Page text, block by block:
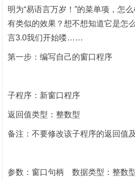
明为“易语言万岁！”的菜单项，怎
有类似的效果？想不想知道它是怎
言3.0我们开始喽……
第一步：编写自己的窗口程序
子程序：新窗口程序
返回值类型：整数型
备注：不要修改该子程序的返回值
参数：窗口句柄 数据类型：整数